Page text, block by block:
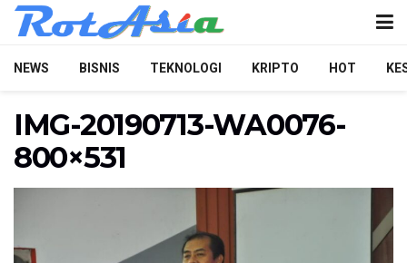
NEWS BISNIS TEKNOLOGI KRIPTO HOT
IMG-20190713-WA0076-
800×531